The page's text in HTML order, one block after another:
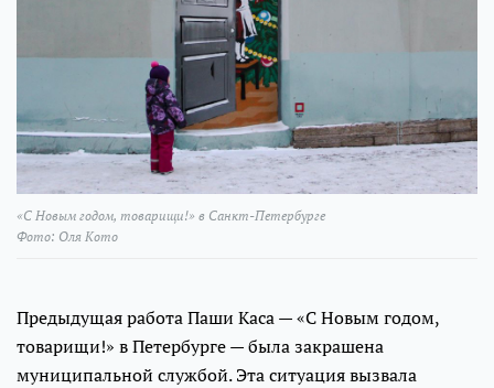
«С Новым годом, товарищи!» в Санкт-Петербурге
Фото: Оля Кото
Предыдущая работа Паши Каса — «С Новым годом,
товарищи!» в Петербурге — была закрашена
муниципальной службой. Эта ситуация вызвала